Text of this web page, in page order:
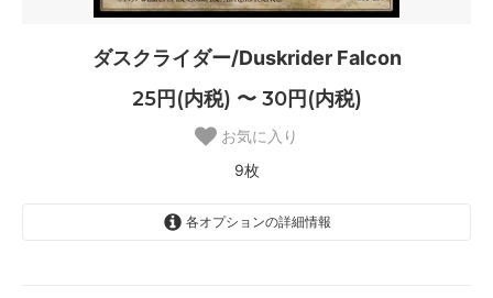
ダスクライダー/Duskrider Falcon
25円(内税) 〜 30円(内税)
お気に入り
9枚
各オプションの詳細情報